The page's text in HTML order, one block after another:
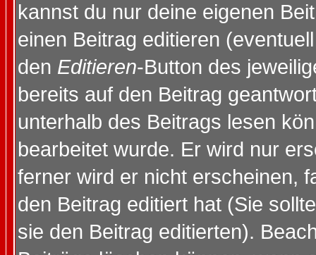
kannst du nur deine eigenen
einen Beitrag editieren
den Editieren-Button des
bereits auf den Beitrag
unterhalb des Beitrags lesen
bearbeitet wurde. Er wird nur
ferner wird er nicht erscheinen,
den Beitrag editiert hat (Sie
sie den Beitrag editierten).